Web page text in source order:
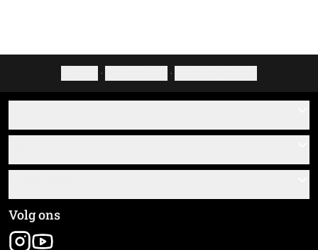
· ·
Over ons
Plak- en montagehandleidingen
Materiaaloverzicht
Algemene voorwaarden
Colofon
Volg ons